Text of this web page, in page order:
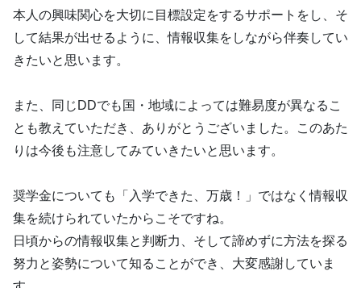
本人の興味関心を大切に目標設定をするサポートをし、そ
して結果が出せるように、情報収集をしながら伴奏してい
きたいと思います。
また、同じDDでも国・地域によっては難易度が異なるこ
とも教えていただき、ありがとうございました。このあた
りは今後も注意してみていきたいと思います。
奨学金についても「入学できた、万歳！」ではなく情報収
集を続けられていたからこそですね。
日頃からの情報収集と判断力、そして諦めずに方法を探る
努力と姿勢について知ることができ、大変感謝していま